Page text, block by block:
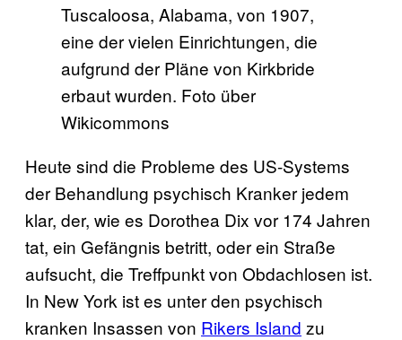
Tuscaloosa, Alabama, von 1907,
eine der vielen Einrichtungen, die
aufgrund der Pläne von Kirkbride
erbaut wurden. Foto über
Wikicommons
Heute sind die Probleme des US-Systems
der Behandlung psychisch Kranker jedem
klar, der, wie es Dorothea Dix vor 174 Jahren
tat, ein Gefängnis betritt, oder ein Straße
aufsucht, die Treffpunkt von Obdachlosen ist.
In New York ist es unter den psychisch
kranken Insassen von Rikers Island zu